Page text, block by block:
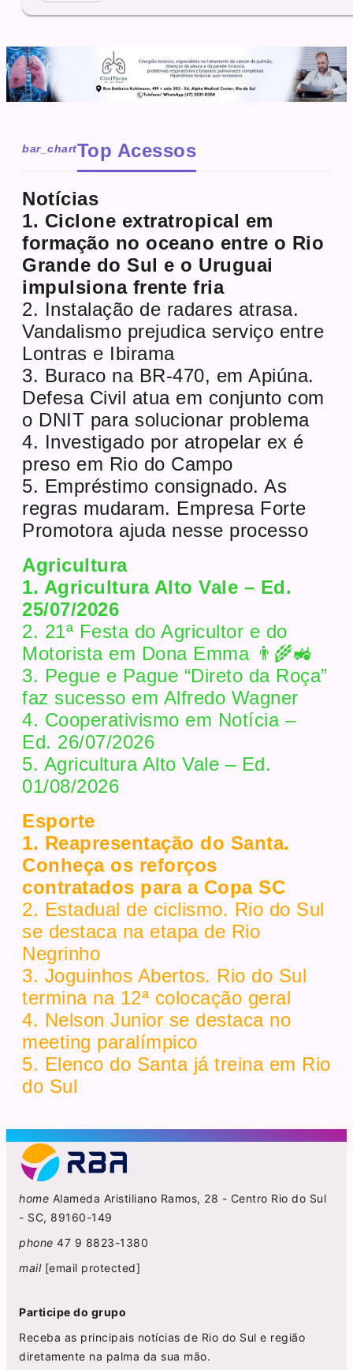
bar_chartTop Acessos
Notícias
1. Ciclone extratropical em
formação no oceano entre o Rio
Grande do Sul e o Uruguai
impulsiona frente fria
2. Instalação de radares atrasa.
Vandalismo prejudica serviço entre
Lontras e Ibirama
3. Buraco na BR-470, em Apiúna.
Defesa Civil atua em conjunto com
o DNIT para solucionar problema
4. Investigado por atropelar ex é
preso em Rio do Campo
5. Empréstimo consignado. As
regras mudaram. Empresa Forte
Promotora ajuda nesse processo
Agricultura
1. Agricultura Alto Vale – Ed.
25/07/2026
2. 21ª Festa do Agricultor e do
Motorista em Dona Emma 👨‍🌾🚜
3. Pegue e Pague “Direto da Roça”
faz sucesso em Alfredo Wagner
4. Cooperativismo em Notícia –
Ed. 26/07/2026
5. Agricultura Alto Vale – Ed.
01/08/2026
Esporte
1. Reapresentação do Santa.
Conheça os reforços
contratados para a Copa SC
2. Estadual de ciclismo. Rio do Sul
se destaca na etapa de Rio
Negrinho
3. Joguinhos Abertos. Rio do Sul
termina na 12ª colocação geral
4. Nelson Junior se destaca no
meeting paralímpico
5. Elenco do Santa já treina em Rio
do Sul
home Alameda Aristiliano Ramos, 28 - Centro Rio do Sul
- SC, 89160-149
phone 47 9 8823-1380
mail [email protected]
Participe do grupo
Receba as principais notícias de Rio do Sul e região
diretamente na palma da sua mão.